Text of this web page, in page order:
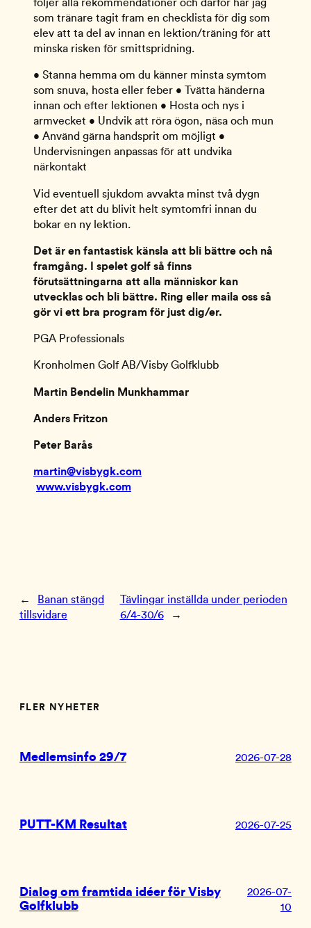
följer alla rekommendationer och därför har jag
som tränare tagit fram en checklista för dig som
elev att ta del av innan en lektion/träning för att
minska risken för smittspridning.
• Stanna hemma om du känner minsta symtom
som snuva, hosta eller feber • Tvätta händerna
innan och efter lektionen • Hosta och nys i
armvecket • Undvik att röra ögon, näsa och mun
• Använd gärna handsprit om möjligt •
Undervisningen anpassas för att undvika
närkontakt
Vid eventuell sjukdom avvakta minst två dygn
efter det att du blivit helt symtomfri innan du
bokar en ny lektion.
Det är en fantastisk känsla att bli bättre och nå
framgång. I spelet golf så finns
förutsättningarna att alla människor kan
utvecklas och bli bättre. Ring eller maila oss så
gör vi ett bra program för just dig/er.
PGA Professionals
Kronholmen Golf AB/Visby Golfklubb
Martin Bendelin Munkhammar
Anders Fritzon
Peter Barås
martin@visbygk.com
www.visbygk.com
←
Banan stängd
tillsvidare
Tävlingar inställda under perioden
6/4-30/6
→
FLER NYHETER
Medlemsinfo 29/7 2026-07-28
PUTT-KM Resultat 2026-07-25
Dialog om framtida idéer för Visby
Golfklubb
2026-07-
10